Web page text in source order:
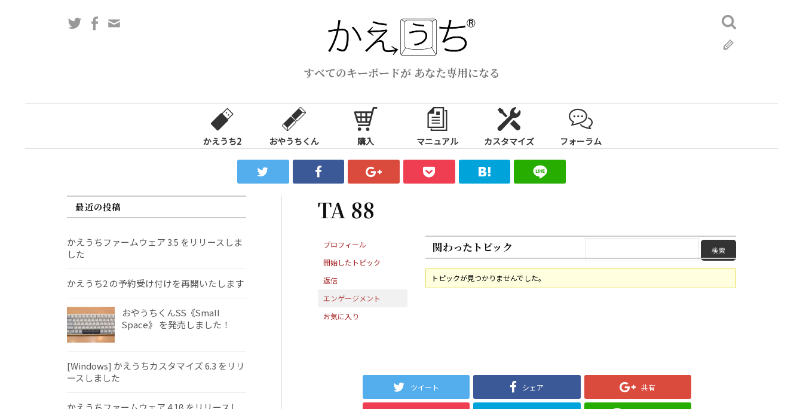
ス
すべてのキーボードが あなた専用になる
TwitterFacebook
検
索:
かえうち2 おやうちくん 購入 マニュアル カスタマイズ フォーラム
TA 88
プロフィール
開始したトピック
返信
エンゲージメント
お気に入り
関わったトピック
トピックが見つかりませんでした。
ツイート シェア 共有
最近の投稿
かえうちファームウェア 3.5 をリリースしま
した
かえうち2 の予約受け付けを再開いたします
おやうちくんSS《Small
Space》 を発売しました！
[Windows] かえうちカスタマイズ 6.3 をリリ
ースしました